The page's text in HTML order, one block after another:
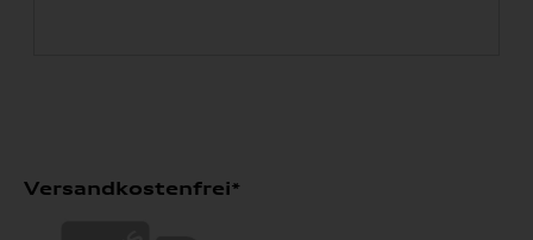
Versandkostenfrei*